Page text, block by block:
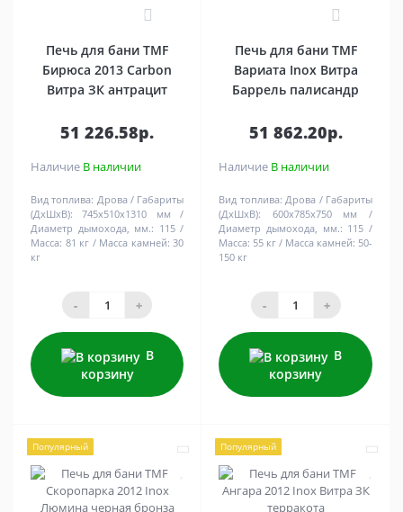
Печь для бани TMF
Бирюса 2013 Carbon
Витра ЗК антрацит
51 226.58р.
Наличие В наличии
Вид топлива: Дрова
Габариты
(ДхШхВ):
745х510х1310 мм
Диаметр дымохода, мм.: 115
Масса: 81 кг Масса камней: 30
кг
- +
В
корзину
Печь для бани TMF
Вариата Inox Витра
Баррель палисандр
51 862.20р.
Наличие В наличии
Вид топлива: Дрова
Габариты
(ДхШхВ):
600х785х750 мм
Диаметр дымохода, мм.: 115
Масса: 55 кг Масса камней: 50-
150 кг
- +
В
корзину
Популярный Популярный